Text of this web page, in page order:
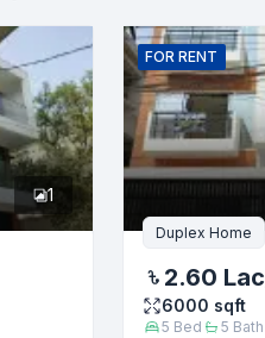
ফোন নম্বর
1
FOR RENT
Duplex Home
2.60 Lac
6000 sqft
5 Bed 5 Bath